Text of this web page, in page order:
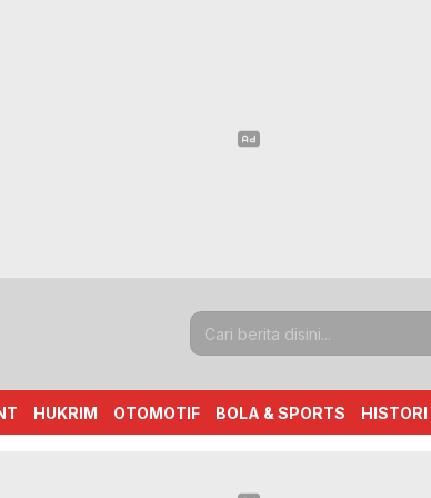
HUKRIM OTOMOTIF BOLA & SPORTS HISTORI